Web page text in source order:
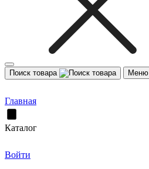
Поиск товара Меню
Главная
Каталог
Войти